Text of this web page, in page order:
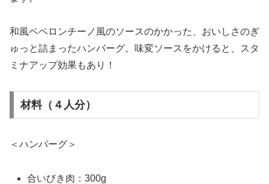
和風ペペロンチーノ風のソースのかかった、おいしさのぎ
ゅっと詰まったハンバーグ。味変ソースをかけると、スタ
ミナアップ効果もあり！
材料（４人分）
＜ハンバーグ＞
合いびき肉：300g